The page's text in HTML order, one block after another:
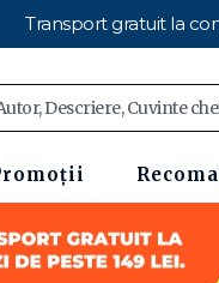
Transport gratuit la